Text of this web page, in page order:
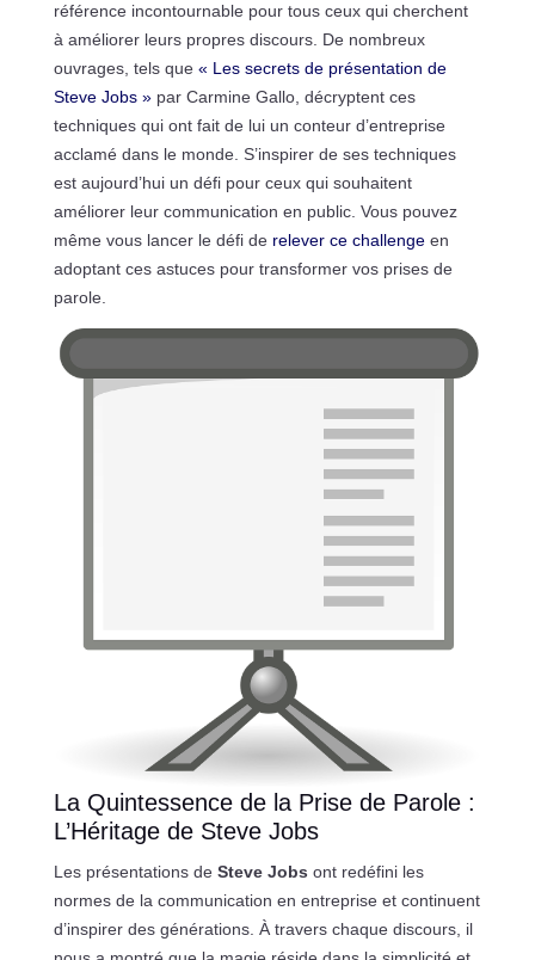
référence incontournable pour tous ceux qui cherchent
à améliorer leurs propres discours. De nombreux
ouvrages, tels que « Les secrets de présentation de
Steve Jobs »par Carmine Gallo, décryptent ces
techniques qui ont fait de lui un conteur d’entreprise
acclamé dans le monde. S’inspirer de ses techniques
est aujourd’hui un défi pour ceux qui souhaitent
améliorer leur communication en public. Vous pouvez
même vous lancer le défi de relever ce challengeen
adoptant ces astuces pour transformer vos prises de
parole.
La Quintessence de la Prise de Parole :
L’Héritage de Steve Jobs
Les présentations de Steve Jobs ont redéfini les
normes de la communication en entreprise et continuent
d’inspirer des générations. À travers chaque discours, il